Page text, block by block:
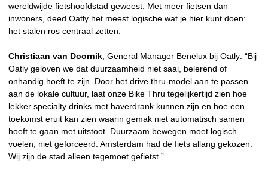
wereldwijde fietshoofdstad geweest. Met meer fietsen dan
inwoners, deed Oatly het meest logische wat je hier kunt doen:
het stalen ros centraal zetten.
Christiaan van Doornik , General Manager Benelux bij Oatly: “Bij
Oatly geloven we dat duurzaamheid niet saai, belerend of
onhandig hoeft te zijn. Door het drive thru-model aan te passen
aan de lokale cultuur, laat onze Bike Thru tegelijkertijd zien hoe
lekker specialty drinks met haverdrank kunnen zijn en hoe een
toekomst eruit kan zien waarin gemak niet automatisch samen
hoeft te gaan met uitstoot. Duurzaam bewegen moet logisch
voelen, niet geforceerd. Amsterdam had de fiets allang gekozen.
Wij zijn de stad alleen tegemoet gefietst.”